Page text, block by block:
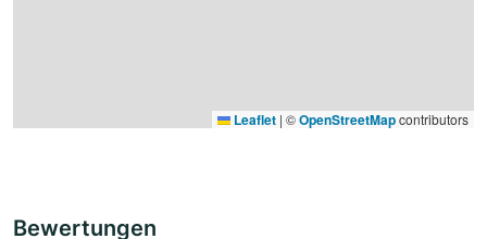
Leaflet | ©OpenStreetMapcontributors
Bewertungen